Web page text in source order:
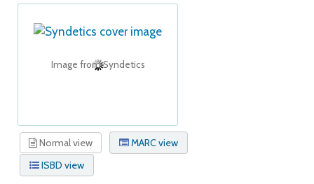
Image from Syndetics
Normal view
MARC view
ISBD view